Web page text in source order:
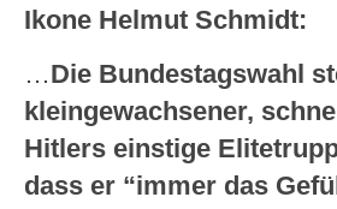
Ikone Helmut Schmidt:
…Die Bundestagswahl
kleingewachsener,
Hitlers einstige
dass er “immer das